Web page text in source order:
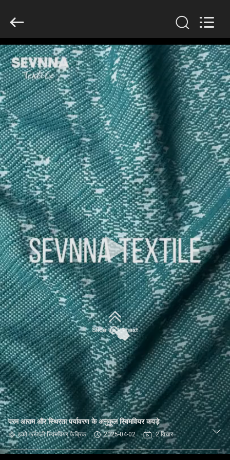
घर
उत्पादों
वीआर
दिखाएँ
हमारे
बारे
में
कारखाना
भ्रमण
गुणवत्ता
नियंत्रण
संपर्क
करें
समाचार
मामलों
साइटमैप
TEXTILE.
परम आराम और स्थिरता पर्यावरण के अनुकूल स्विमवियर कपड़े
इको फ्रेंडली स्विमवियर फैब्रिक 2025-04-02 2 विचार